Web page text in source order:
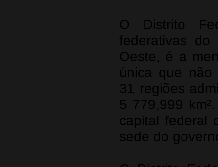
O Distrito
federativas
Oeste, é a
única que não
31 regiões
5 779,999
capital federal
sede do